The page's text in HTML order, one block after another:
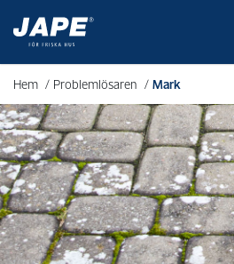
Hem / Problemlösaren / Mark